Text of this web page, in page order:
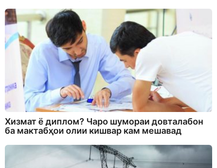
Хизмат ё диплом? Чаро шумораи довталабон
ба мактабҳои олии кишвар кам мешавад